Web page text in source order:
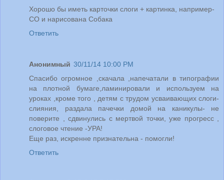
Хорошо бы иметь карточки слоги + картинка, например-
СО и нарисована Собака
Ответить
Анонимный 30/11/14 10:00 PM
Спасибо огромное ,скачала ,напечатали в типографии
на плотной бумаге,ламинировали и используем на
уроках ,кроме того , детям с трудом усваивающих слоги-
слияния, раздала пачечки домой на каникулы- не
поверите , сдвинулись с мертвой точки, уже прогресс ,
слоговое чтение -УРА!
Еще раз, искренне признательна - помогли!
Ответить